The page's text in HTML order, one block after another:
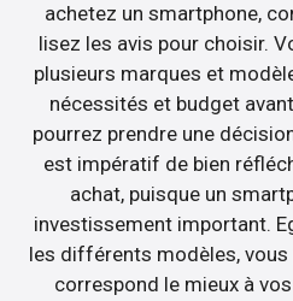
achetez un smartphone,
lisez les avis pour choisir.
plusieurs marques et
nécessités et budget
pourrez prendre une
est impératif de bien
achat, puisque un
investissement important.
les différents modèles,
correspond le mieux à